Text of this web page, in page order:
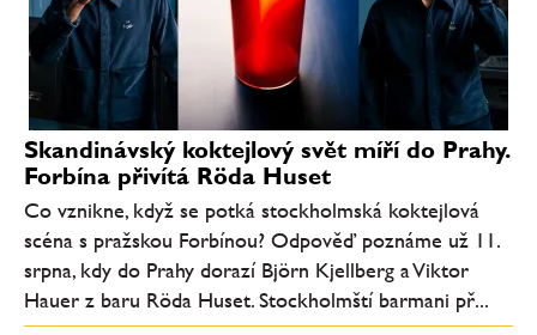
Skandinávský koktejlový svět míří do Prahy.
Forbína přivítá Röda Huset
Co vznikne, když se potká stockholmská koktejlová
scéna s pražskou Forbínou? Odpověď poznáme už 11.
srpna, kdy do Prahy dorazí Björn Kjellberg a Viktor
Hauer z baru Röda Huset. Stockholmští barmani př...